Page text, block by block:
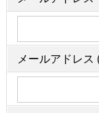
メールアドレス